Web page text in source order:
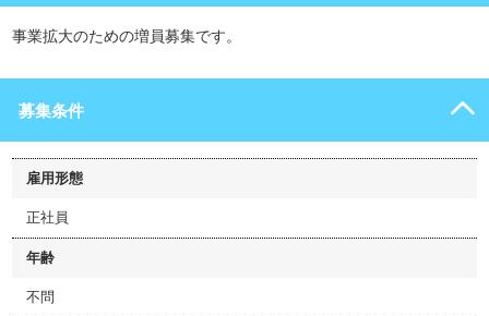
事業拡大のための増員募集です。
募集条件
雇用形態
正社員
年齢
不問